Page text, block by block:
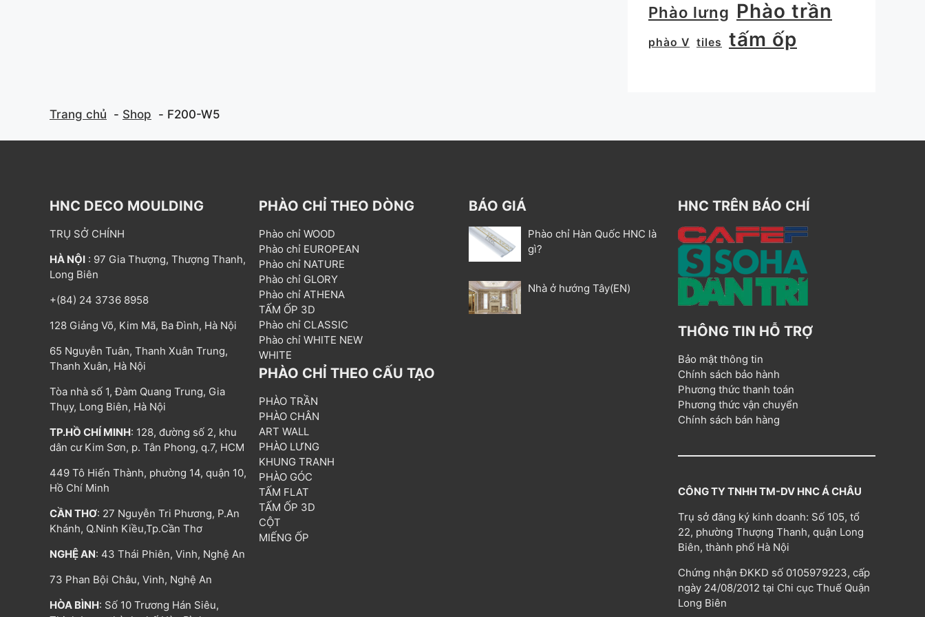
Phào lưng Phào trần
phào V tiles tấm ốp
Trang chủ Shop F200-W5
HNC DECO MOULDING
TRỤ SỞ CHÍNH
HÀ NỘI : 97 Gia Thượng, Thượng Thanh,
Long Biên
+(84) 24 3736 8958
128 Giảng Võ, Kim Mã, Ba Đình, Hà Nội
65 Nguyễn Tuân, Thanh Xuân Trung,
Thanh Xuân, Hà Nội
Tòa nhà số 1, Đàm Quang Trung, Gia
Thụy, Long Biên, Hà Nội
TP.HỒ CHÍ MINH: 128, đường số 2, khu
dân cư Kim Sơn, p. Tân Phong, q.7, HCM
449 Tô Hiến Thành, phường 14, quận 10,
Hồ Chí Minh
CẦN THƠ: 27 Nguyễn Tri Phương, P.An
Khánh, Q.Ninh Kiều,Tp.Cần Thơ
NGHỆ AN: 43 Thái Phiên, Vinh, Nghệ An
73 Phan Bội Châu, Vinh, Nghệ An
HÒA BÌNH: Số 10 Trương Hán Siêu,
PHÀO CHỈ THEO DÒNG
Phào chỉ WOOD
Phào chỉ EUROPEAN
Phào chỉ NATURE
Phào chỉ GLORY
Phào chỉ ATHENA
TẤM ỐP 3D
Phào chỉ CLASSIC
Phào chỉ WHITE NEW
WHITE
PHÀO CHỈ THEO CẤU TẠO
PHÀO TRẦN
PHÀO CHÂN
ART WALL
PHÀO LƯNG
KHUNG TRANH
PHÀO GÓC
TẤM FLAT
TẤM ỐP 3D
CỘT
MIẾNG ỐP
BÁO GIÁ
Phào chỉ Hàn Quốc HNC là
gì?
Nhà ở hướng Tây(EN)
HNC TRÊN BÁO CHÍ
THÔNG TIN HỖ TRỢ
Bảo mật thông tin
Chính sách bảo hành
Phương thức thanh toán
Phương thức vận chuyển
Chính sách bán hàng
CÔNG TY TNHH TM-DV HNC Á CHÂU
Trụ sở đăng ký kinh doanh: Số 105, tổ
22, phường Thượng Thanh, quận Long
Biên, thành phố Hà Nội
Chứng nhận ĐKKD số 0105979223, cấp
ngày 24/08/2012 tại Chi cục Thuế Quận
Long Biên